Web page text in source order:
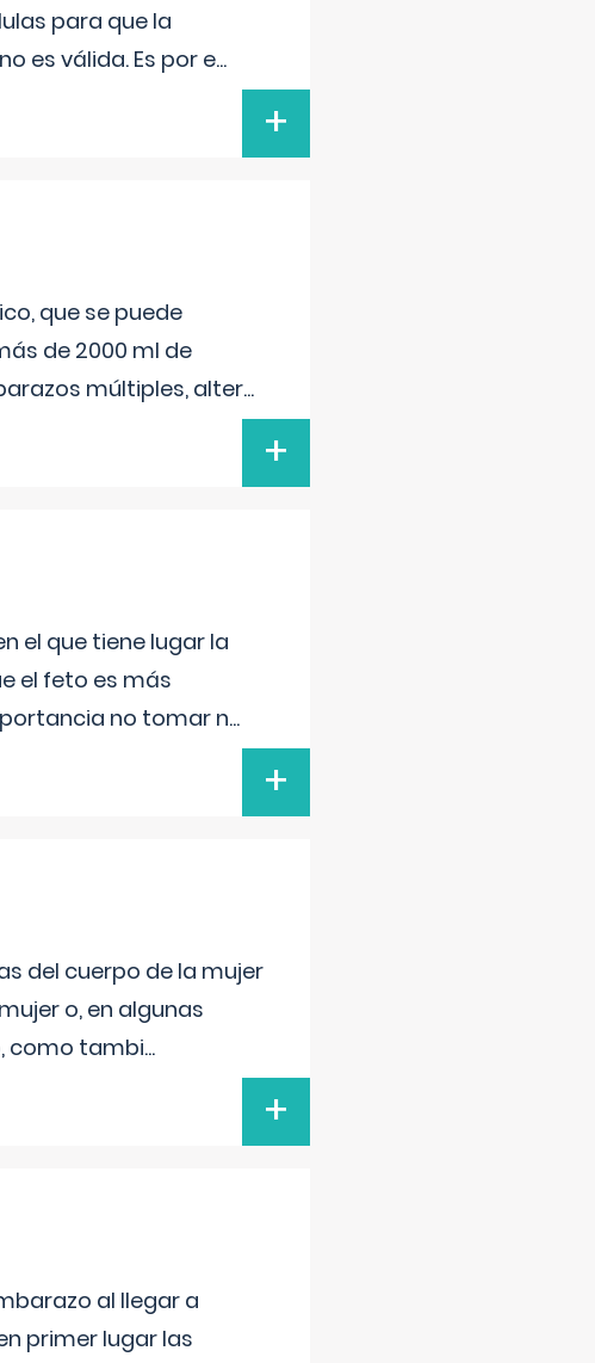
para que la
es válida. Es por e...
+
que se puede
de 2000 ml de
múltiples, alter...
+
el que tiene lugar la
el feto es más
no tomar n...
+
del cuerpo de la mujer
o, en algunas
como tambi...
+
al llegar a
primer lugar las